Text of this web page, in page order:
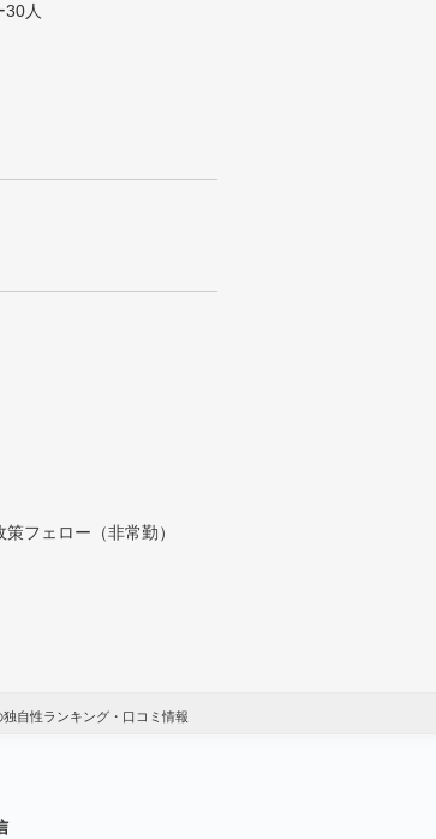
30人
フェロー（非常勤）
自性ランキング・口コミ情報